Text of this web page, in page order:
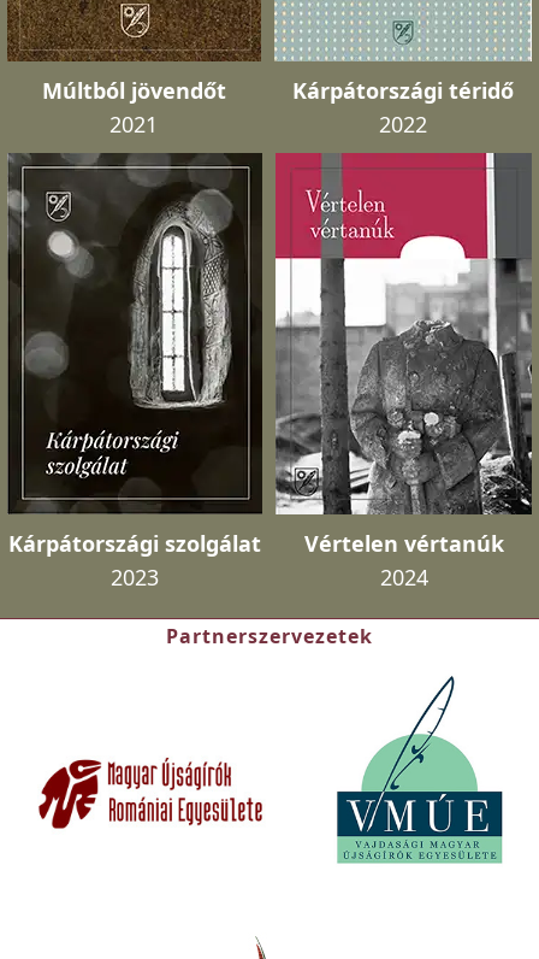
Múltból jövendőt
2021
Kárpátországi téridő
2022
Kárpátországi szolgálat
2023
Vértelen vértanúk
2024
Partnerszervezetek